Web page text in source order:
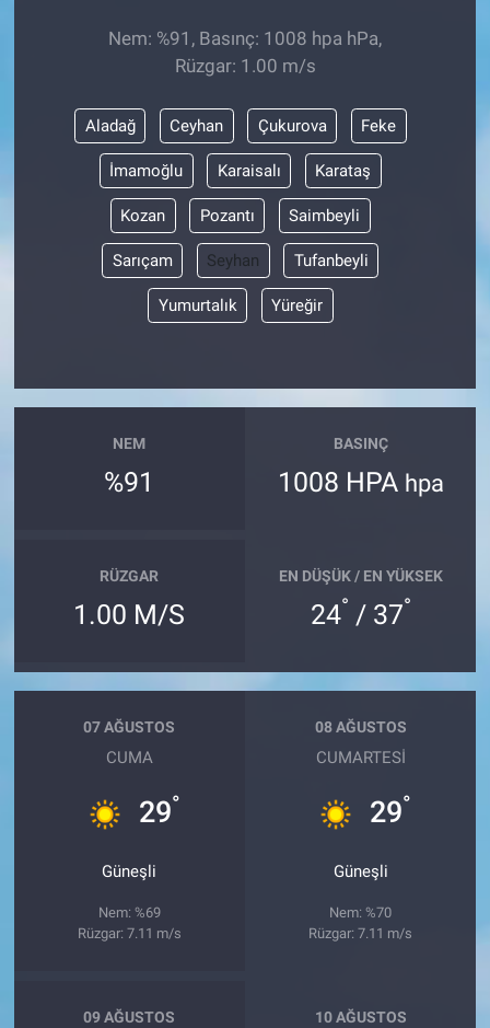
Nem: %91, Basınç: 1008 hpa hPa,
Rüzgar: 1.00 m/s
Aladağ Ceyhan Çukurova Feke
İmamoğlu Karaisalı Karataş
Kozan Pozantı Saimbeyli
Sarıçam Seyhan Tufanbeyli
Yumurtalık Yüreğir
NEM
%91
BASINÇ
1008 HPA hpa
RÜZGAR
1.00 M/S
EN DÜŞÜK / EN YÜKSEK
24° / 37°
07 AĞUSTOS
CUMA
29°
Güneşli
Nem: %69
Rüzgar: 7.11 m/s
08 AĞUSTOS
CUMARTESI
29°
Güneşli
Nem: %70
Rüzgar: 7.11 m/s
09 AĞUSTOS 10 AĞUSTOS